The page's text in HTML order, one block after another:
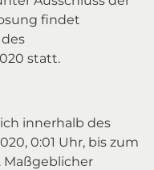
findet
statt.
innerhalb des
0:01 Uhr, bis zum
Maßgeblicher